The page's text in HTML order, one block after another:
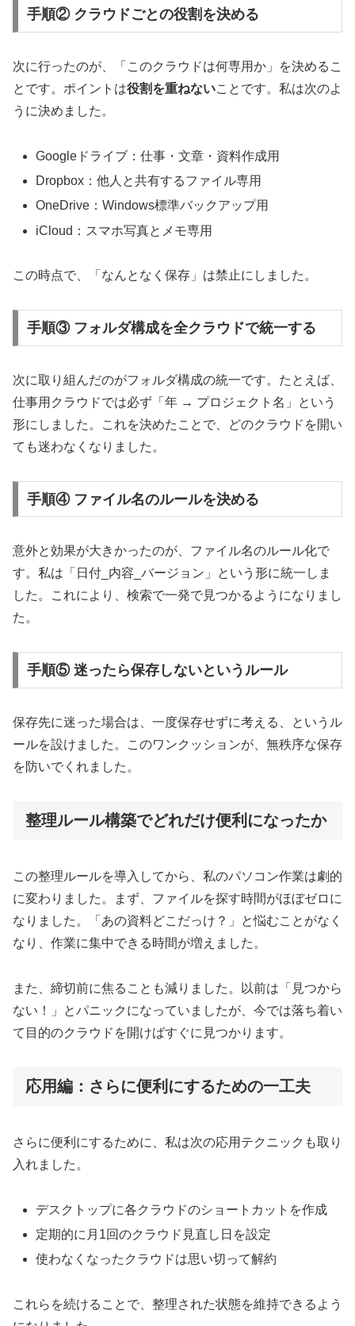
手順② クラウドごとの役割を決める
次に行ったのが、「このクラウドは何専用か」を決めるこ
とです。ポイントは役割を重ねないことです。私は次のよ
うに決めました。
Googleドライブ：仕事・文章・資料作成用
Dropbox：他人と共有するファイル専用
OneDrive：Windows標準バックアップ用
iCloud：スマホ写真とメモ専用
この時点で、「なんとなく保存」は禁止にしました。
手順③ フォルダ構成を全クラウドで統一する
次に取り組んだのがフォルダ構成の統一です。たとえば、
仕事用クラウドでは必ず「年 → プロジェクト名」という
形にしました。これを決めたことで、どのクラウドを開い
ても迷わなくなりました。
手順④ ファイル名のルールを決める
意外と効果が大きかったのが、ファイル名のルール化で
す。私は「日付_内容_バージョン」という形に統一しま
した。これにより、検索で一発で見つかるようになりまし
た。
手順⑤ 迷ったら保存しないというルール
保存先に迷った場合は、一度保存せずに考える、というル
ールを設けました。このワンクッションが、無秩序な保存
を防いでくれました。
整理ルール構築でどれだけ便利になったか
この整理ルールを導入してから、私のパソコン作業は劇的
に変わりました。まず、ファイルを探す時間がほぼゼロに
なりました。「あの資料どこだっけ？」と悩むことがなく
なり、作業に集中できる時間が増えました。
また、締切前に焦ることも減りました。以前は「見つから
ない！」とパニックになっていましたが、今では落ち着い
て目的のクラウドを開けばすぐに見つかります。
応用編：さらに便利にするための一工夫
さらに便利にするために、私は次の応用テクニックも取り
入れました。
デスクトップに各クラウドのショートカットを作成
定期的に月1回のクラウド見直し日を設定
使わなくなったクラウドは思い切って解約
これらを続けることで、整理された状態を維持できるよう